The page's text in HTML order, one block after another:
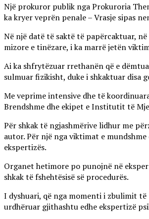
Një prokuror publik nga Prokuroria
ka kryer veprën penale – Vrasje sipas
Në një datë të saktë të papërcaktuar,
mizore e tinëzare, i ka marrë jetën
Ai ka shfrytëzuar rrethanën që e
sulmuar fizikisht, duke i shkaktuar disa
Me veprime intensive dhe të
Brendshme dhe ekipet e Institutit të
Për shkak të ngjashmërive lidhur me
autor. Për një nga viktimat e
ekspertizës.
Organet hetimore po punojnë në
shkak të fshehtësisë së procedurës.
I dyshuari, që nga momenti i zbulimit
urdhëruar gjithashtu edhe ekspertizë